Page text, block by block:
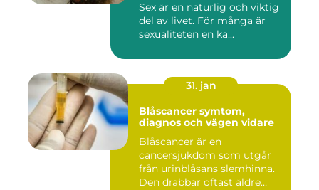
Sex är en naturlig och viktig
del av livet. För många är
sexualiteten en kä...
31. jan
Blåscancer symtom,
diagnos och vägen vidare
Blåscancer är en
cancersjukdom som utgår
från urinblåsans slemhinna.
Den drabbar oftast äldre